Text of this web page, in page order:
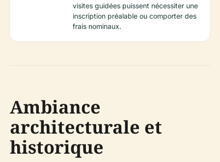
visites guidées puissent nécessiter une
inscription préalable ou comporter des
frais nominaux.
Ambiance
architecturale et
historique